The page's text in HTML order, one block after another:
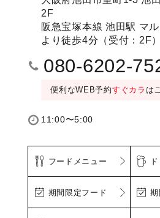
2F
阪急宝塚本線 池田駅 マ
より徒歩4分（受付：2F
080-6202-
便利なWEB予約すぐカラ は
11:00〜5:00
フードメニュー
期間限定フード
001号室 ディスコルーム(4〜20名)／
30分毎＋50円/フリータイム＋300円